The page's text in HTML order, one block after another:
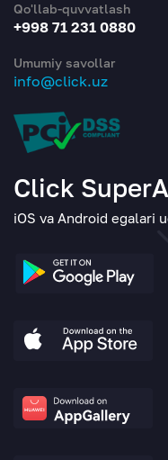
Qo'llab-quvvatlash
+998 71 231 0880
Umumiy savollar
info@click.uz
Click
iOS va Android egalari